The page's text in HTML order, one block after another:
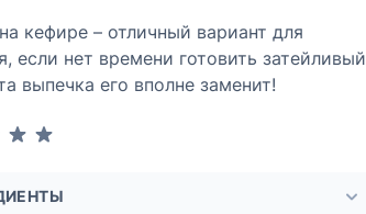
кефире – отличный вариант для
если нет времени готовить затейливый
выпечка его вполне заменит!